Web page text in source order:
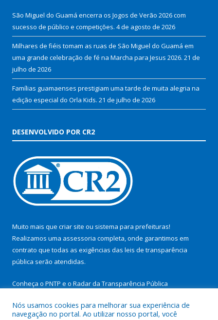
São Miguel do Guamá encerra os Jogos de Verão 2026 com
sucesso de público e competições. 4 de agosto de 2026
Milhares de fiéis tomam as ruas de São Miguel do Guamá em
uma grande celebração de fé na Marcha para Jesus 2026. 21 de
julho de 2026
Famílias guamaenses prestigiam uma tarde de muita alegria na
edição especial do Orla Kids. 21 de julho de 2026
DESENVOLVIDO POR CR2
Muito mais que criar site ou sistema para prefeituras!
Realizamos uma assessoria completa, onde garantimos em
contrato que todas as exigências das leis de transparência
pública serão atendidas.
Conheça o PNTP e o Radar da Transparência Pública
Nós usamos cookies para melhorar sua experiência de
navegação no portal. Ao utilizar nosso portal, você